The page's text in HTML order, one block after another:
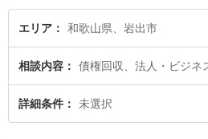
検索もでき便利です。特に那賀総合法律事務
律事務所の阪本 倖多弁護士のプロフィール情
ブル解決の実績豊富な近くの弁護士を検索し
ジネスの債権回収を法律相談できる岩出市内
でお困りの相談者さんにおすすめです。
エリア 和歌山県、岩出市
相談内容 債権回収、法人・ビジネ
詳細条件 未選択